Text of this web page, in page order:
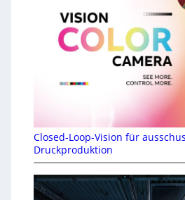
Closed-Loop-Vision für
Druckproduktion